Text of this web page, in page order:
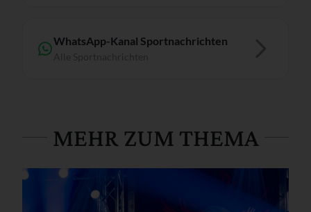
WhatsApp-Kanal Sportnachrichten
MEHR ZUM THEMA